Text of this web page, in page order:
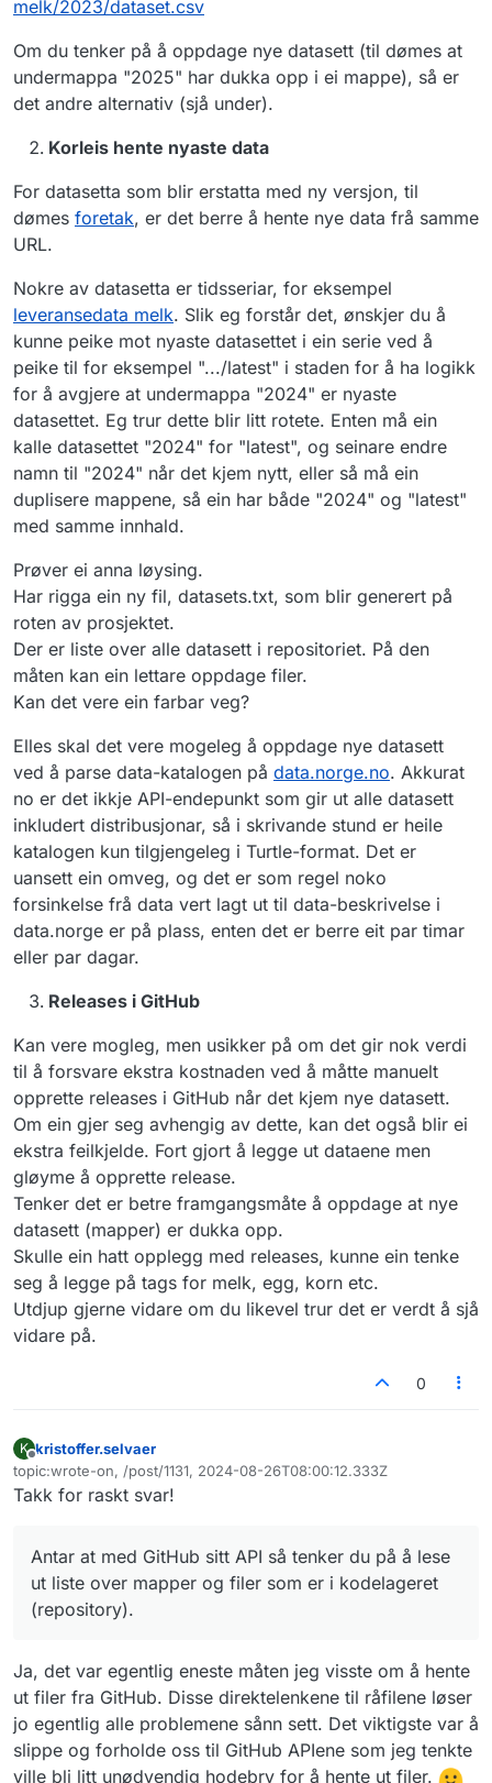
melk/2023/dataset.csv
Om du tenker på å oppdage nye datasett (til dømes at
undermappa "2025" har dukka opp i ei mappe), så er
det andre alternativ (sjå under).
Korleis hente nyaste data
For datasetta som blir erstatta med ny versjon, til
dømes foretak, er det berre å hente nye data frå samme
URL.
Nokre av datasetta er tidsseriar, for eksempel
leveransedata melk. Slik eg forstår det, ønskjer du å
kunne peike mot nyaste datasettet i ein serie ved å
peike til for eksempel ".../latest" i staden for å ha logikk
for å avgjere at undermappa "2024" er nyaste
datasettet. Eg trur dette blir litt rotete. Enten må ein
kalle datasettet "2024" for "latest", og seinare endre
namn til "2024" når det kjem nytt, eller så må ein
duplisere mappene, så ein har både "2024" og "latest"
med samme innhald.
Prøver ei anna løysing.
Har rigga ein ny fil, datasets.txt, som blir generert på
roten av prosjektet.
Der er liste over alle datasett i repositoriet. På den
måten kan ein lettare oppdage filer.
Kan det vere ein farbar veg?
Elles skal det vere mogeleg å oppdage nye datasett
ved å parse data-katalogen på data.norge.no. Akkurat
no er det ikkje API-endepunkt som gir ut alle datasett
inkludert distribusjonar, så i skrivande stund er heile
katalogen kun tilgjengeleg i Turtle-format. Det er
uansett ein omveg, og det er som regel noko
forsinkelse frå data vert lagt ut til data-beskrivelse i
data.norge er på plass, enten det er berre eit par timar
eller par dagar.
Releases i GitHub
Kan vere mogleg, men usikker på om det gir nok verdi
til å forsvare ekstra kostnaden ved å måtte manuelt
opprette releases i GitHub når det kjem nye datasett.
Om ein gjer seg avhengig av dette, kan det også blir ei
ekstra feilkjelde. Fort gjort å legge ut dataene men
gløyme å opprette release.
Tenker det er betre framgangsmåte å oppdage at nye
datasett (mapper) er dukka opp.
Skulle ein hatt opplegg med releases, kunne ein tenke
seg å legge på tags for melk, egg, korn etc.
Utdjup gjerne vidare om du likevel trur det er verdt å sjå
vidare på.
0
K
Frakoblet
kristoffer.selvaer
topic:wrote-on, /post/1131, 2024-08-26T08:00:12.333Z
Sist endret av
Takk for raskt svar!
Antar at med GitHub sitt API så tenker du på å lese
ut liste over mapper og filer som er i kodelageret
(repository).
Ja, det var egentlig eneste måten jeg visste om å hente
ut filer fra GitHub. Disse direktelenkene til råfilene løser
jo egentlig alle problemene sånn sett. Det viktigste var å
slippe og forholde oss til GitHub APIene som jeg tenkte
ville bli litt unødvendig hodebry for å hente ut filer.